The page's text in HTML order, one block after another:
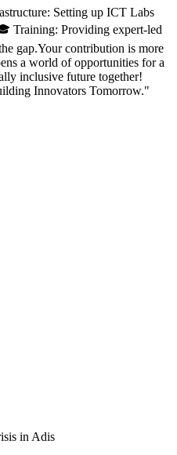
Setting up ICT Labs
Training: Providing expert-led
gap. ​Your contribution is more
a world of opportunities for a
inclusive future together!
Innovators Tomorrow."
in Adis